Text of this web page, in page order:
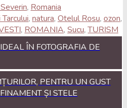
, Romania
, natura, Otelul Rosu, ozon,
, ROMANIA, Sucu,TURISM
ÎN FOTOGRAFIA DE
PENTRU UN GUST
ȘI STELE